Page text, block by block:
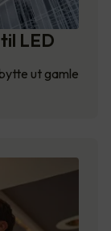
LED
ut gamle